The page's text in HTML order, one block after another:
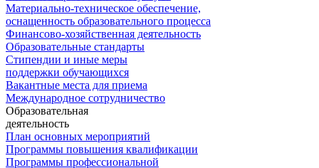
Материально-техническое обеспечение,
оснащенность образовательного процесса
Финансово-хозяйственная деятельность
Образовательные стандарты
Стипендии и иные меры
поддержки обучающихся
Вакантные места для приема
Международное сотрудничество
Образовательная
деятельность
План основных мероприятий
Программы повышения квалификации
Программы профессиональной